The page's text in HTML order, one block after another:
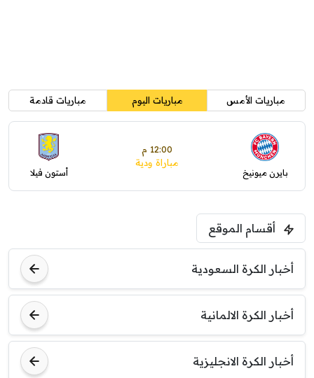
مباريات الأمس مباريات اليوم مباريات قادمة
بايرن ميونيخ
12:00 م
مباراة ودية
أستون فيلا
أقسام الموقع
أخبار الكرة السعودية
أخبار الكرة الالمانية
أخبار الكرة الانجليزية